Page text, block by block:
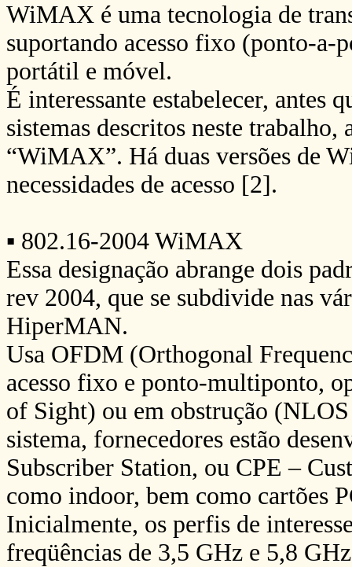
WiMAX é uma tecnologia de
suportando acesso fixo (ponto-
portátil e móvel.
É interessante estabelecer, antes
sistemas descritos neste
“WiMAX”. Há duas versões de
necessidades de acesso [2].
▪ 802.16-2004 WiMAX
Essa designação abrange dois
rev 2004, que se subdivide nas
HiperMAN.
Usa OFDM (Orthogonal
acesso fixo e ponto-multiponto,
of Sight) ou em obstrução
sistema, fornecedores estão
Subscriber Station, ou CPE –
como indoor, bem como cartões
Inicialmente, os perfis de
freqüências de 3,5 GHz e 5,8